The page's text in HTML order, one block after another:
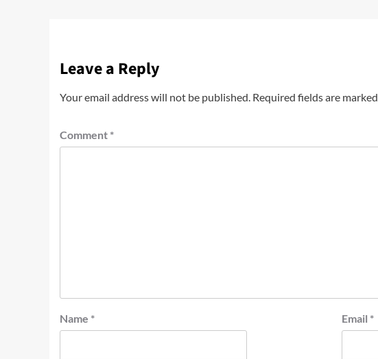
Leave a Reply
Your email address will not be published. Required fields are marked
Comment *
Name * Email *